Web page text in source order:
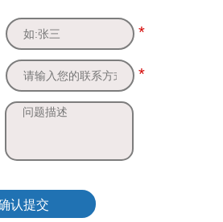
*
*
认提交